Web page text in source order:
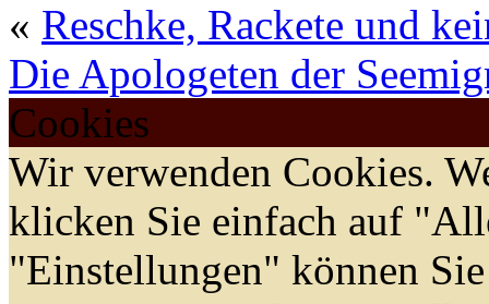
« Reschke, Rackete und
Die Apologeten der
Cookies
Wir verwenden Cookies.
klicken Sie einfach auf
"Einstellungen" können